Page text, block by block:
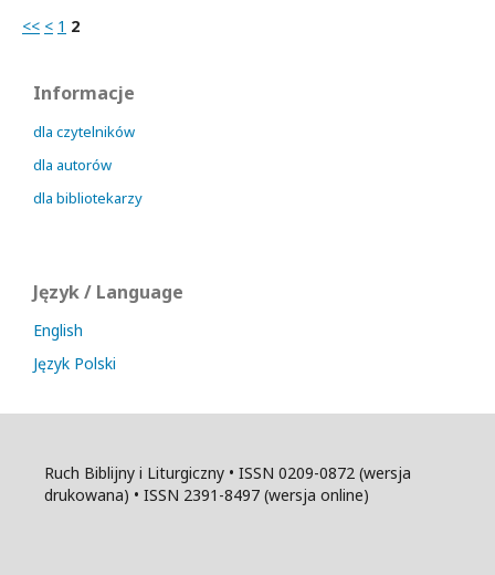
<< < 1 2
Informacje
dla czytelników
dla autorów
dla bibliotekarzy
Język / Language
English
Język Polski
Ruch Biblijny i Liturgiczny • ISSN 0209-0872 (wersja
drukowana) • ISSN 2391-8497 (wersja online)